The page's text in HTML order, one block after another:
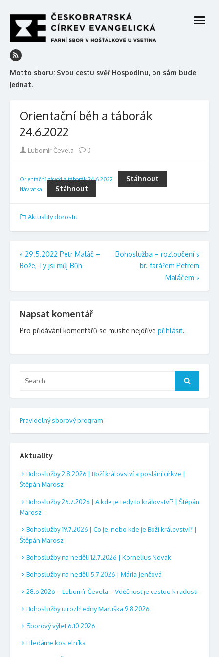
to
content
Motto sboru: Svou cestu svěř Hospodinu, on sám bude
jednat.
open
Orientační běh a táborák
24.6.2022
Author
Lubomír Čevela 0
Orientační závod a táborák 24.6.2022 Stáhnout
Návratka Stáhnout
Aktuality dorostu
Navigace
pro
« 29.5.2022 Petr Maláč –
Bože, Ty jsi můj Bůh
Bohoslužba – rozloučení s
br. farářem Petrem
Maláčem »
Napsat komentář
Pro přidávání komentářů se musíte nejdříve přihlásit.
Search
Pravidelný sborový program
Aktuality
Bohoslužby 2.8.2026 | Boží království a poslání církve |
Štěpán Marosz
Bohoslužby 26.7.2026 | A kde je tedy to království? | Štěpán
Marosz
Bohoslužby 19.7.2026 | Co je, nebo kde je Boží království? |
Štěpán Marosz
Bohoslužby na neděli 12.7.2026 | Kornelius Novak
Bohoslužby na neděli 5.7.2026 | Mária Jenčová
28.6.2026 – Lubomír Čevela – Vděčnost je cestou k radosti
Bohoslužby u rozhledny Maruška 9.8.2026
Sborový výlet 6.10.2026
Hledáme kostelníka